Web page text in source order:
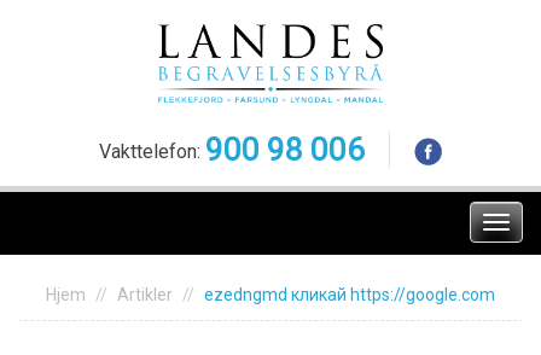
Vakttelefon: 900 98 006
Meny
Hjem Artikler ezedngmd кликай https://google.com